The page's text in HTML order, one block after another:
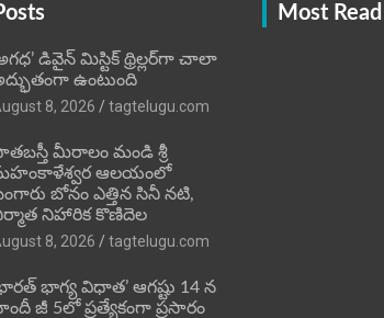
డివైన్ మిస్టిక్ థ్రిల్లర్‌గా చాలా
ఉంటుంది
8, 2026
tagtelugu.com
మీరాలం మండి శ్రీ
ఆలయంలో
బోనం ఎత్తిన సినీ నటి,
నిహారిక కొణిదెల
8, 2026
tagtelugu.com
భాగ్య విధాత’ ఆగష్టు 14 న
జీ 5లో ప్రత్యేకంగా ప్రసారం
Most Read